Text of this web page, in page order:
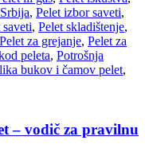
, Pelet izbor saveti,
saveti, Pelet skladištenje,
Pelet za grejanje, Pelet za
peleta, Potrošnja
bukov i čamov pelet,
– vodič za pravilnu